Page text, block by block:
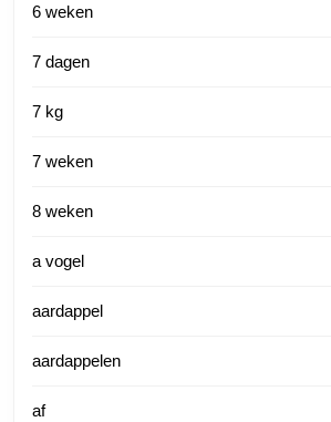
6 weken
7 dagen
7 kg
7 weken
8 weken
a vogel
aardappel
aardappelen
af